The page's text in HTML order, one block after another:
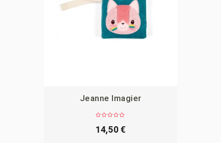
APERÇU
Jeanne Imagier
14,50 €